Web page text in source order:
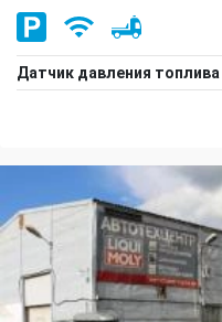
Датчик давления